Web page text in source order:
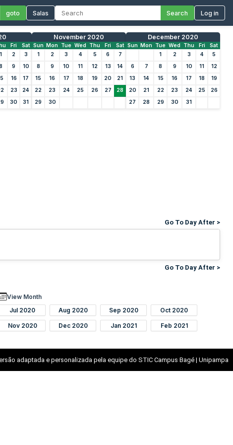
goto Salas Search Log in
Fri
Sat
1
2
3
9
10
16
17
23
24
30 31
November 2020
Sun Mon Tue Wed Thu Fri
Sat
1
2 3 4 5 6
7
8
9 10 11 12 13
14
15
16 17 18 19 20
21
22
23 24 25 26 27
28
29
30
December 2020
Sun Mon Tue Wed Thu Fri
Sat
1
2 3 4
5
6
7 8 9 10 11
12
13
14 15 16 17 18
19
20
21 22 23 24 25
26
27
28 29 30 31
Go To Day After >
Go To Day After >
View Month
Jul 2020
Aug 2020 Sep 2020 Oct 2020
Nov 2020 Dec 2020 Jan 2021 Feb 2021
adaptada e personalizada pela equipe do STIC Campus Bagé | Unipampa